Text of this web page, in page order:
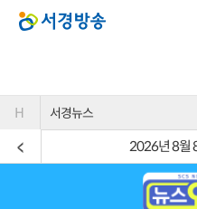
H 서경뉴스
2026년 8월